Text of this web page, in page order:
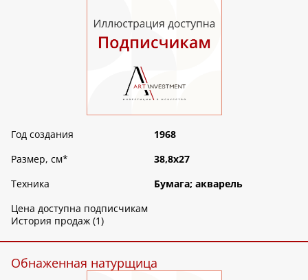
Год создания
1968
Размер, см*
38,8х27
Техника
Бумага; акварель
Цена доступна подписчикам
История продаж (1)
Обнаженная натурщица